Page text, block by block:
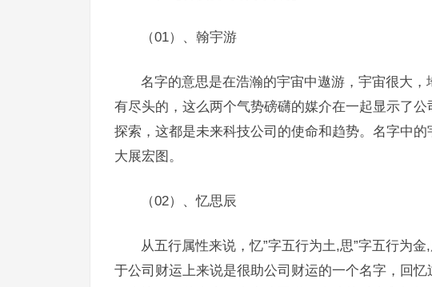
（01）、翰宇游
名字的意思是在浩瀚的宇宙中遨游，宇宙很大
有尽头的，这么两个气势磅礴的媒介在一起显示了
探索，这都是未来科技公司的使命和趋势。名字中
大展宏图。
（02）、忆思辰
从五行属性来说，忆”字五行为土,思”字五行为
于公司财运上来说是很助公司财运的一个名字，回